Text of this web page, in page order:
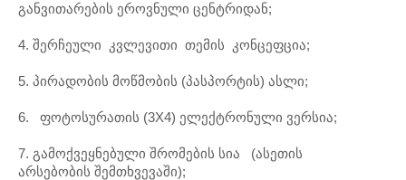
განვითარების ეროვნული ცენტრიდან;
4. შერჩეული კვლევითი თემის კონცეფცია;
5. პირადობის მოწმობის (პასპორტის) ასლი;
6. ფოტოსურათის (3X4) ელექტრონული ვერსია;
7. გამოქვეყნებული შრომების სია (ასეთის
არსებობის შემთხვევაში);